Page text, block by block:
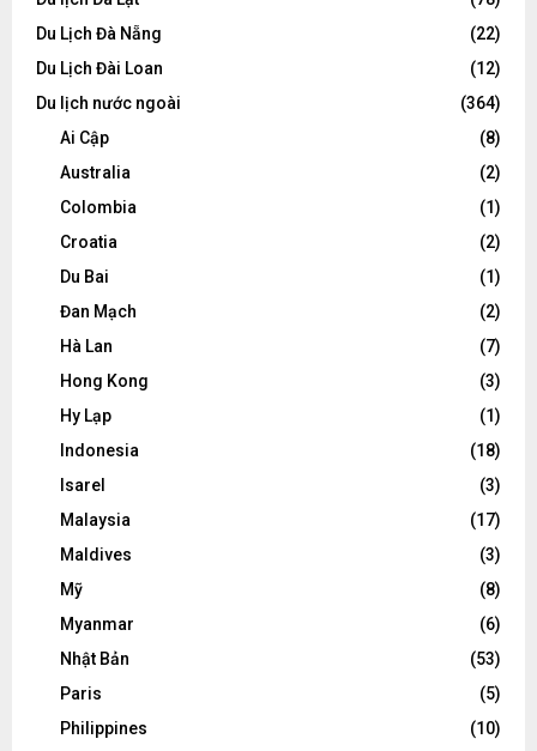
Du Lịch Đà Nẵng
(22)
Du Lịch Đài Loan
(12)
Du lịch nước ngoài
(364)
Ai Cập
(8)
Australia
(2)
Colombia
(1)
Croatia
(2)
Du Bai
(1)
Đan Mạch
(2)
Hà Lan
(7)
Hong Kong
(3)
Hy Lạp
(1)
Indonesia
(18)
Isarel
(3)
Malaysia
(17)
Maldives
(3)
Mỹ
(8)
Myanmar
(6)
Nhật Bản
(53)
Paris
(5)
Philippines
(10)